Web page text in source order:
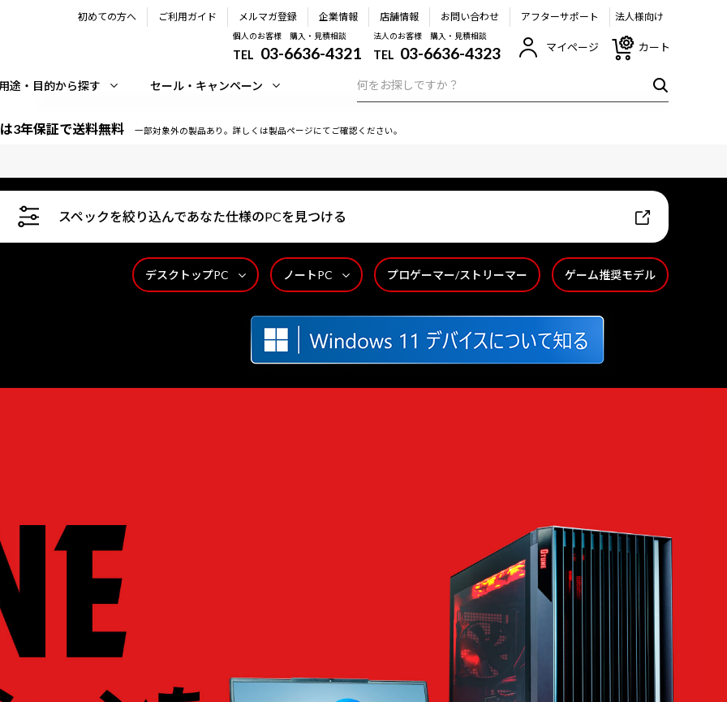
初めての方へ ご利用ガイド メルマガ登録 企業情報 店舗情報 お問い合わせ アフターサポート 法人様向け
個人のお客様 購入・見積相談
TEL 03-6636-4321
法人のお客様 購入・見積相談
TEL 03-6636-4323 マイページ カート
途・目的から探す セール・キャンペーン
3年保証で送料無料 一部対象外の製品あり。詳しくは製品ページにてご確認ください。
スペックを絞り込んであなた仕様のPCを見つける
デスクトップPC ノートPC プロゲーマー/ストリーマー ゲーム推奨モデル